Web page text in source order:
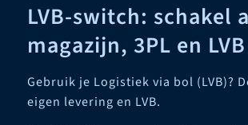
LVB-switch: schakel
magazijn, 3PL en LVB
Gebruik je Logistiek via bol (LVB)?
eigen levering en LVB.